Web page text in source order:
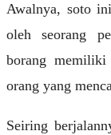
Awalnya, soto
oleh seorang
borang
orang yang
Seiring